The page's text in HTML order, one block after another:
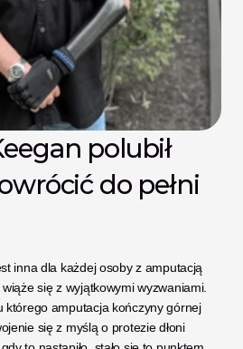
polubił
do pełni
inna dla każdej osoby z amputacją
się z wyjątkowymi wyzwaniami.
którego amputacja kończyny górnej
się z myślą o protezie dłoni